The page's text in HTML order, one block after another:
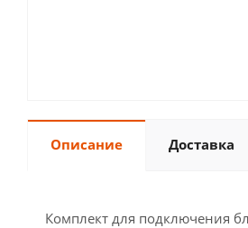
Описание Доставка
Комплект для подключения